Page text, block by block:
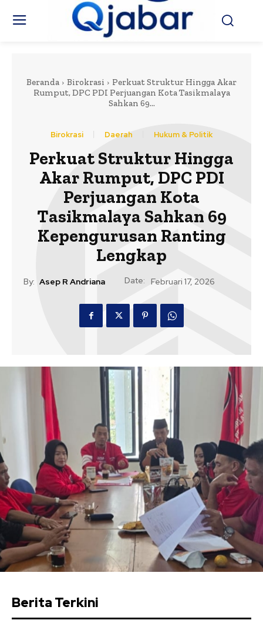
Beranda Birokrasi
Perkuat Struktur Hingga Akar
Rumput, DPC PDI Perjuangan Kota Tasikmalaya
Sahkan 69...
Birokrasi Daerah Hukum & Politik
Perkuat Struktur Hingga
Akar Rumput, DPC PDI
Perjuangan Kota
Tasikmalaya Sahkan 69
Kepengurusan Ranting
Lengkap
By: Asep R Andriana Date: Februari 17, 2026
Berita Terkini